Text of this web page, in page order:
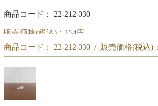
商品コード： 22-212-030
販売価格(税込)： 154円
シリコン乳首 3ML
商品コード： 22-212-030 / 販売価格(税込)：
シリコン乳首 3ML